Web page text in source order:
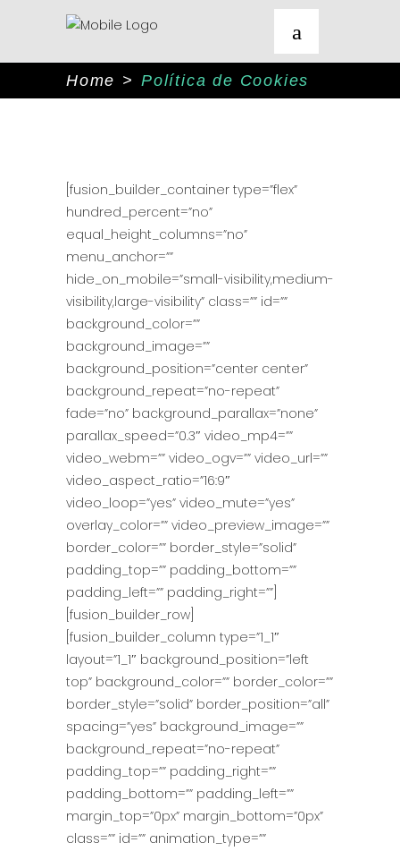
Home > Política de Cookies
[fusion_builder_container type=”flex”
hundred_percent=”no”
equal_height_columns=”no”
menu_anchor=””
hide_on_mobile=”small-visibility,medium-
visibility,large-visibility” class=”” id=””
background_color=””
background_image=””
background_position=”center center”
background_repeat=”no-repeat”
fade=”no” background_parallax=”none”
parallax_speed=”0.3″ video_mp4=””
video_webm=”” video_ogv=”” video_url=””
video_aspect_ratio=”16:9″
video_loop=”yes” video_mute=”yes”
overlay_color=”” video_preview_image=””
border_color=”” border_style=”solid”
padding_top=”” padding_bottom=””
padding_left=”” padding_right=””]
[fusion_builder_row]
[fusion_builder_column type=”1_1″
layout=”1_1″ background_position=”left
top” background_color=”” border_color=””
border_style=”solid” border_position=”all”
spacing=”yes” background_image=””
background_repeat=”no-repeat”
padding_top=”” padding_right=””
padding_bottom=”” padding_left=””
margin_top=”0px” margin_bottom=”0px”
class=”” id=”” animation_type=””